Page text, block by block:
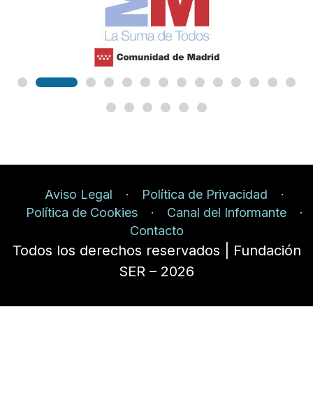
Aviso Legal
Política de Privacidad
Política de Cookies
Canal del Informante
Contacto
Todos los derechos reservados | Fundación
SER – 2026